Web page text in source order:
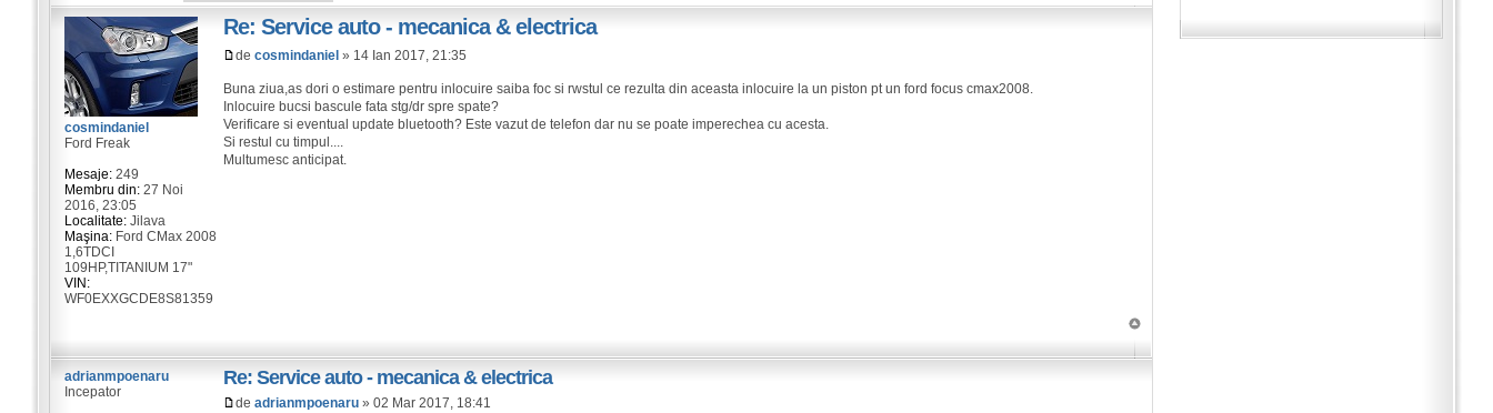
Re: Service auto - mecanica & electrica
decosmindaniel » 14 Ian 2017, 21:35
Buna ziua,as dori o estimare pentru inlocuire saiba foc si rwstul ce rezulta din aceasta inlocuire la un piston pt un ford focus cmax2008.
Inlocuire bucsi bascule fata stg/dr spre spate?
Verificare si eventual update bluetooth? Este vazut de telefon dar nu se poate imperechea cu acesta.
Si restul cu timpul....
Multumesc anticipat.
cosmindaniel
Ford Freak
Mesaje:249
Membru din:27 Noi
2016, 23:05
Localitate:Jilava
Maşina:Ford CMax 2008
1,6TDCI
109HP,TITANIUM 17"
VIN:
WF0EXXGCDE8S81359
Re: Service auto - mecanica & electrica
deadrianmpoenaru » 02 Mar 2017, 18:41
adrianmpoenaru
Incepator